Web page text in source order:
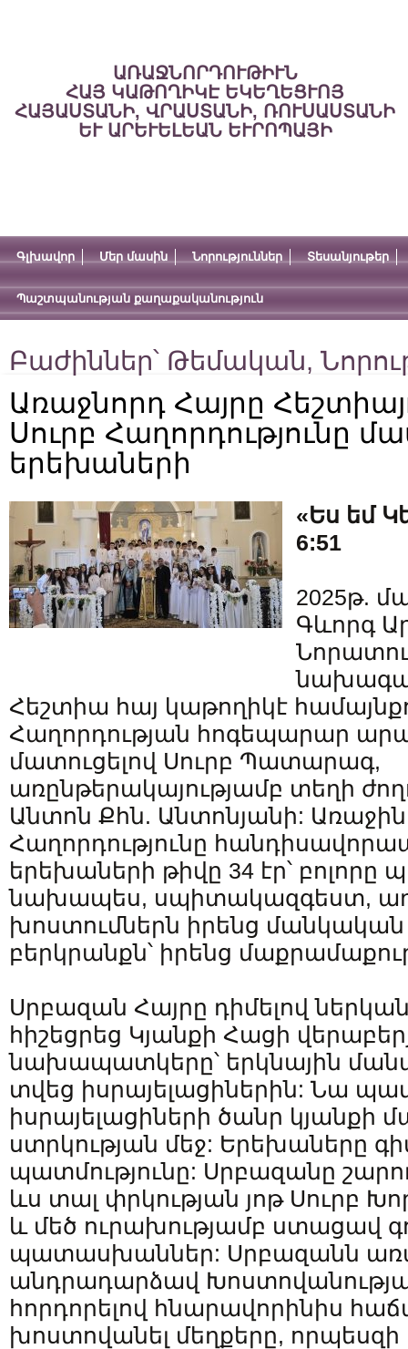
ԱՌԱՋՆՈՐԴՈՒԹԻՒՆ
ՀԱՅ ԿԱԹՈՂԻԿԷ ԵԿԵՂԵՑՒՈՅ
ՀԱՅԱՍՏԱՆԻ, ՎՐԱՍՏԱՆԻ, ՌՈՒՍԱՍՏԱՆԻ
ԵՒ ԱՐԵՒԵԼԵԱՆ ԵՒՐՈՊԱՅԻ
Գլխավոր Մեր մասին Նորություններ Տեսանյութեր
Պաշտպանության քաղաքականություն
Բաժիններ՝ Թեմական,
Առաջնորդ Հայրը
Սուրբ Հաղորդությունը
երեխաների
«Ես եմ
6:51
2025թ.
Գևորգ
Հեշտիա հայ կաթողիկէ
Հաղորդության հոգեպարար
մատուցելով Սուրբ Պատարագ,
առընթերակայությամբ տեղի
Անտոն Քհն. Անտոնյանի:
Հաղորդությունը
երեխաների թիվը 34 էր՝
նախապես, սպիտակազգեստ,
խոստումներն իրենց մանկական
բերկրանքն՝ իրենց
Սրբազան Հայրը դիմելով
հիշեցրեց Կյանքի Հացի
նախապատկերը՝ երկնային
տվեց իսրայելացիներին: Նա
իսրայելացիների ծանր կյանքի
ստրկության մեջ: Երեխաները
պատմությունը: Սրբազանը
ևս տալ փրկության յոթ Սուրբ
և մեծ ուրախությամբ ստացավ
պատասխաններ: Սրբազանն
անդրադարձավ
հորդորելով հնարավորինիս
խոստովանել մեղքերը,